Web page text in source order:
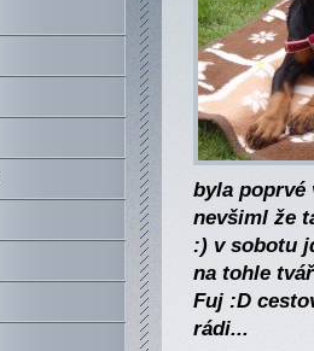
byla poprvé
nevšiml že
:) v sobotu
na tohle
Fuj :D
rádi...